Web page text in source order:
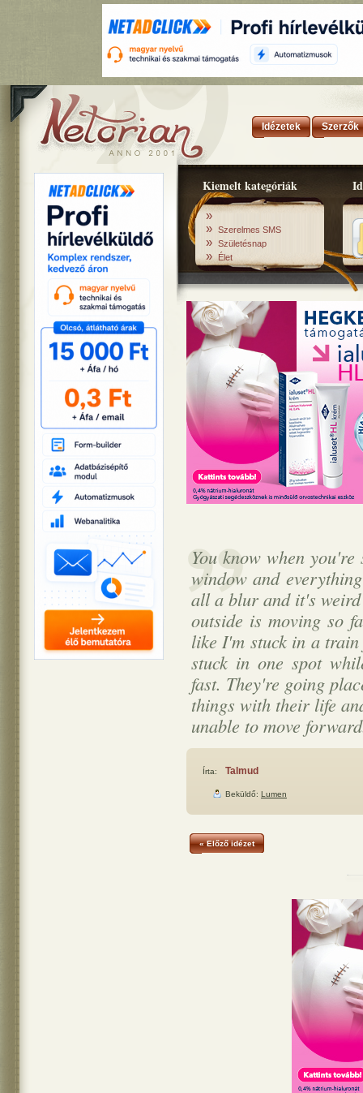
Idézetek Szerzők
Kiemelt kategóriák
»
» Szerelmes SMS
» Születésnap
» Élet
You know when
window and
all a blur and it's
outside is moving so
like I'm stuck in a
stuck in one spot
fast. They're going
things with their life
unable to move
Írta: Talmud
Beküldő: Lumen
« Előző idézet